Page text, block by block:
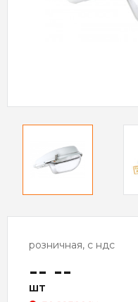
розничная, с ндс
-- --
шт